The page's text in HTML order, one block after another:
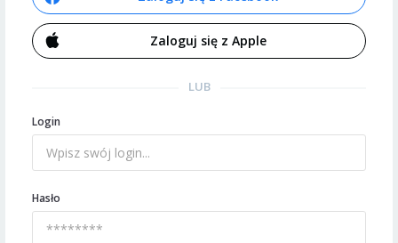
Zaloguj się z Apple
LUB
Login
Hasło